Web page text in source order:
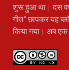
शुरू हुआ था। दस
गीत” छापकर यह
किया गया। अब